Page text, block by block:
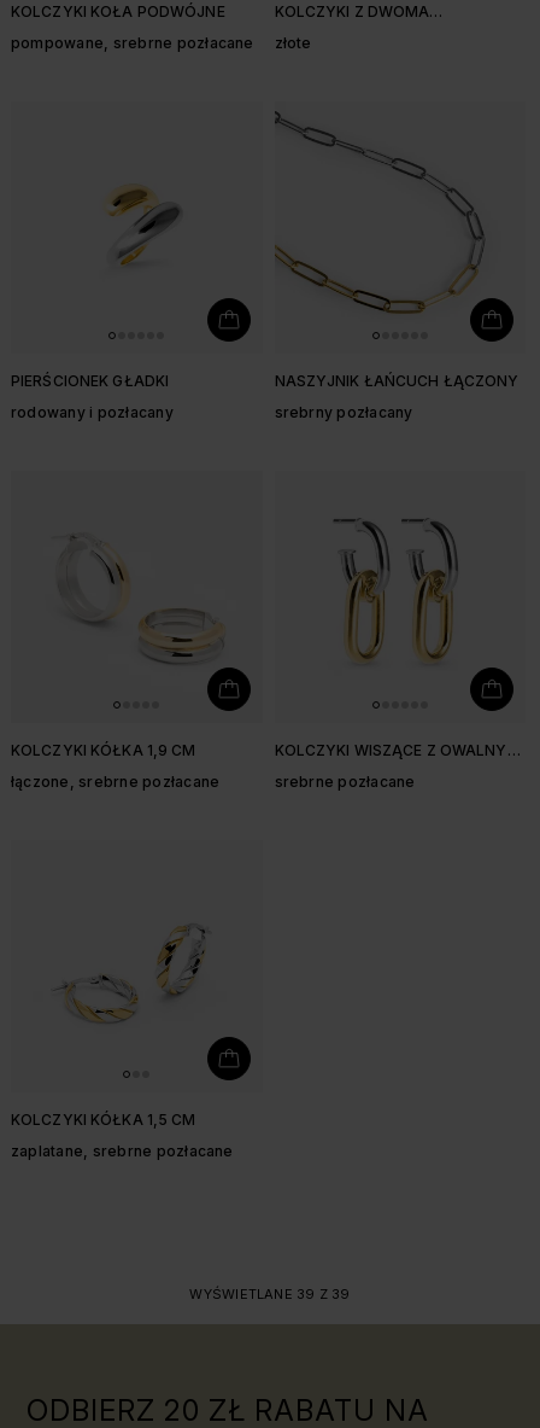
KOLCZYKI KOŁA PODWÓJNE
pompowane, srebrne pozłacane
KOLCZYKI Z DWOMA
złote
PIERŚCIONEK GŁADKI
rodowany i pozłacany
NASZYJNIK ŁAŃCUCH ŁĄCZONY
srebrny pozłacany
KOLCZYKI KÓŁKA 1,9 CM
łączone, srebrne pozłacane
KOLCZYKI WISZĄCE Z OWALNYMI
srebrne pozłacane
KOLCZYKI KÓŁKA 1,5 CM
zaplatane, srebrne pozłacane
WYŚWIETLANE 39 Z 39
ODBIERZ 20 ZŁ RABATU NA